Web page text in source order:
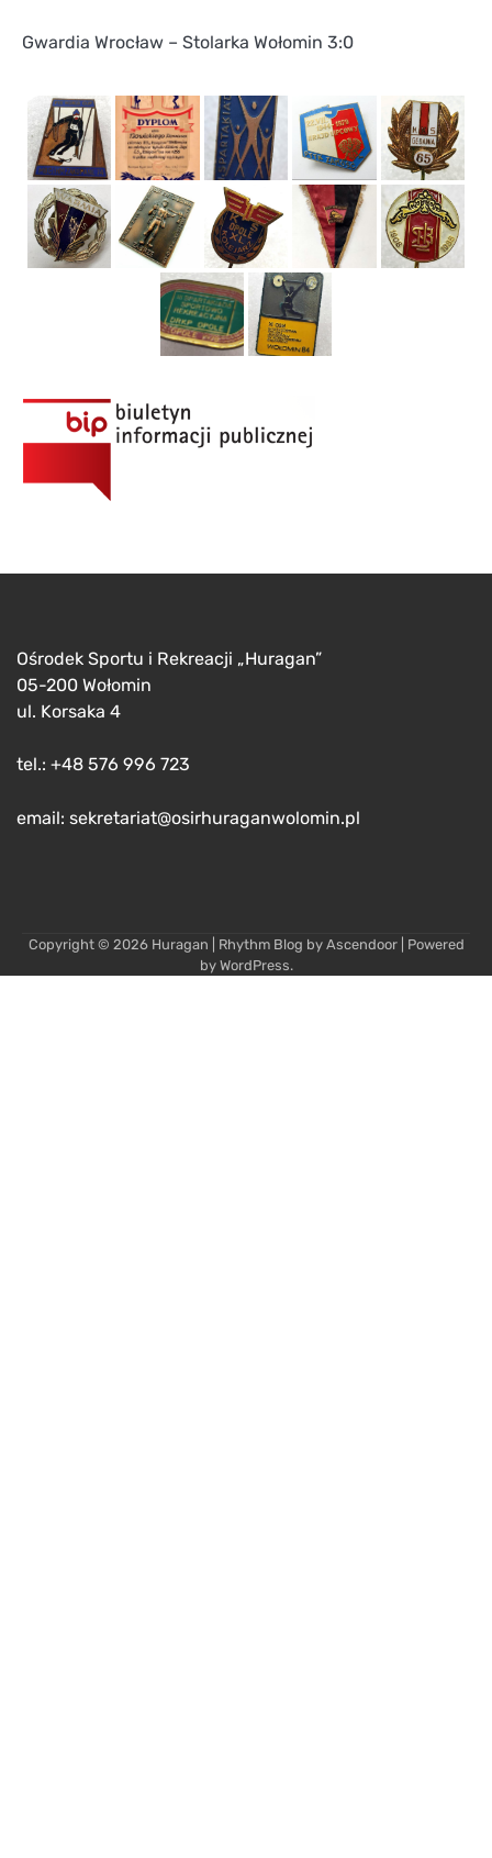
Gwardia Wrocław – Stolarka Wołomin 3:0
Ośrodek Sportu i Rekreacji „Huragan”
05-200 Wołomin
ul. Korsaka 4
tel.: +48 576 996 723
email: sekretariat@osirhuraganwolomin.pl
Copyright © 2026 Huragan | Rhythm Blog by Ascendoor| Powered
by WordPress.